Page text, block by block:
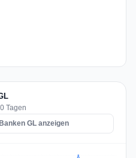
Tagen
GL anzeigen